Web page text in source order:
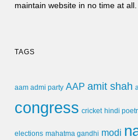
maintain website in no time at all.
TAGS
aam admi party AAP amit shah
congress cricket hindi
elections mahatma gandhi modi